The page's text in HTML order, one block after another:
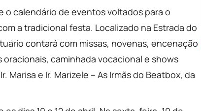
o calendário de eventos voltados para o
a tradicional festa. Localizado na Estrada do
contará com missas, novenas, encenação
caminhada vocacional e shows
Marisa e Ir. Marizele – As Irmãs do Beatbox, da